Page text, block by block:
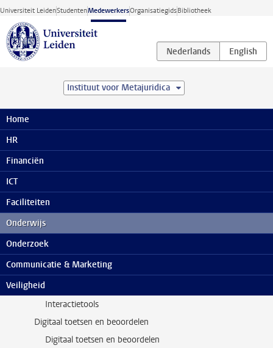
Ga direct naar de inhoud
Universiteit LeidenStudentenMedewerkersOrganisatiegidsBibliotheek
Instituut voor Metajuridica
Home
HR
Financiën
ICT
Faciliteiten
Onderwijs
Onderzoek
Communicatie & Marketing
Veiligheid
Onderwijs
Blended learning
AI in het onderwijs
Digitale tools
Zoom
Microsoft Teams
Kaltura Capture
Interactietools
Interactietools
Digitaal toetsen en beoordelen
Digitaal toetsen en beoordelen